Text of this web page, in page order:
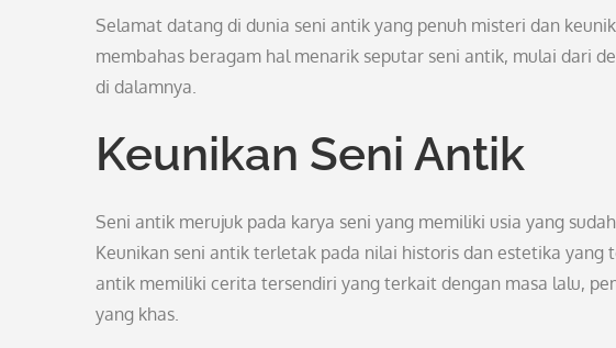
Selamat datang di dunia seni antik yang penuh misteri dan
membahas beragam hal menarik seputar seni antik, mulai dari
di dalamnya.
Keunikan Seni Antik
Seni antik merujuk pada karya seni yang memiliki usia yang
Keunikan seni antik terletak pada nilai historis dan estetika
antik memiliki cerita tersendiri yang terkait dengan masa lalu,
yang khas.